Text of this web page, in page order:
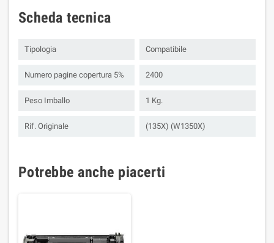
Scheda tecnica
Tipologia Compatibile
Numero pagine copertura 5% 2400
Peso Imballo 1 Kg.
Rif. Originale (135X) (W1350X)
Potrebbe anche piacerti